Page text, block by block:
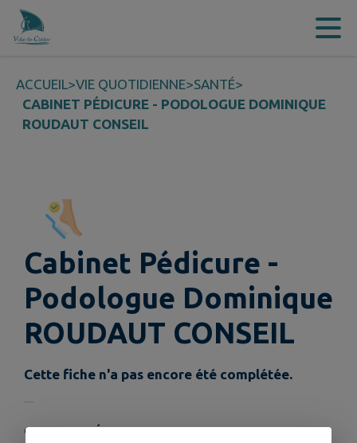
Contenu
ACCUEIL>VIE QUOTIDIENNE>SANTÉ>
CABINET PÉDICURE - PODOLOGUE DOMINIQUE
ROUDAUT CONSEIL
Cabinet Pédicure -
Podologue Dominique
ROUDAUT CONSEIL
Cette fiche n'a pas encore été complétée.
COORDONNÉES